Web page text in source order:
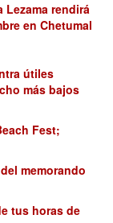
Lezama rendirá
en Chetumal
útiles
más bajos
Fest;
memorando
tus horas de